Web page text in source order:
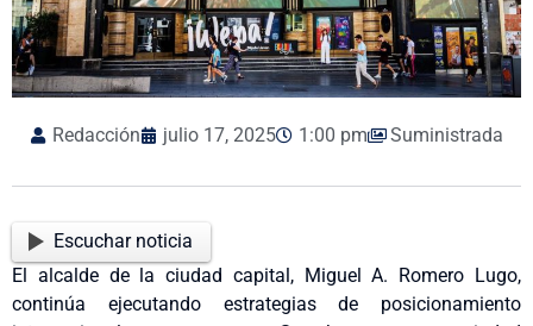
Redacción julio 17, 2025 1:00 pm Suministrada
Escuchar noticia
El alcalde de la ciudad capital, Miguel A. Romero Lugo,
continúa ejecutando estrategias de posicionamiento